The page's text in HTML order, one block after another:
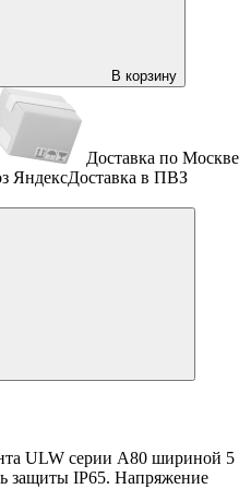
В корзину
Доставка по Москве
ЯндексДоставка в ПВЗ
ULW серии A80 шириной 5
защиты IP65. Напряжение